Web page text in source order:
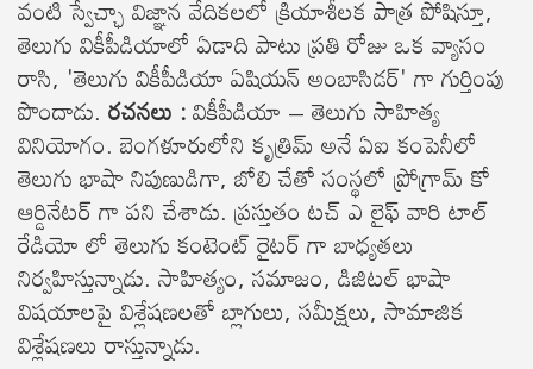
వంటి స్వేచ్ఛా విజ్ఞాన వేదికలలో క్రియాశీలక పాత్ర పోషిస్తూ,
తెలుగు వికీపీడియాలో ఏడాది పాటు ప్రతి రోజు ఒక వ్యాసం
రాసి, 'తెలుగు వికీపీడియా ఏషియన్ అంబాసిడర్' గా గుర్తింపు
పొందాడు. రచనలు :వికీపీడియా – తెలుగు సాహిత్య
వినియోగం. బెంగళూరులోని కృత్రిమ్ అనే ఏఐ కంపెనీలో
తెలుగు భాషా నిపుణుడిగా, బోలి చేతో సంస్థలో ప్రోగ్రామ్ కో
ఆర్డినేటర్ గా పని చేశాడు. ప్రస్తుతం టచ్ ఎ లైఫ్ వారి టాల్
రేడియో లో తెలుగు కంటెంట్ రైటర్ గా బాధ్యతలు
నిర్వహిస్తున్నాడు. సాహిత్యం, సమాజం, డిజిటల్ భాషా
విషయాలపై విశ్లేషణలతో బ్లాగులు, సమీక్షలు, సామాజిక
విశ్లేషణలు రాస్తున్నాడు.